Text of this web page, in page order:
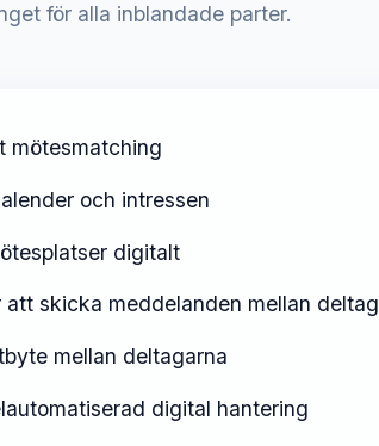
för alla inblandade parter.
mötesmatching
och intressen
digitalt
skicka meddelanden mellan
mellan deltagarna
digital hantering